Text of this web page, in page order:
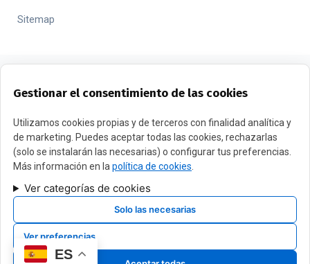
Sitemap
Gestionar el consentimiento de las cookies
Utilizamos cookies propias y de terceros con finalidad analítica y
de marketing. Puedes aceptar todas las cookies, rechazarlas
(solo se instalarán las necesarias) o configurar tus preferencias.
Más información en la política de cookies
Ver categorías de cookies
Solo las necesarias
Ver preferencias
ES
FINANCIADO POR LA UNIÓN EUROPEA CON EL PROGRAMA
KIT DIGITAL POR LOS FONDOS NEXT GENERATION (EU) DEL
MECANISMO DE RECUPERACIÓN Y RESILENCIA
Copyright 2024 JURIDICO ECONOMICO DALMAU. ES Todos los
Sitio Web desarrollado y mantenido por